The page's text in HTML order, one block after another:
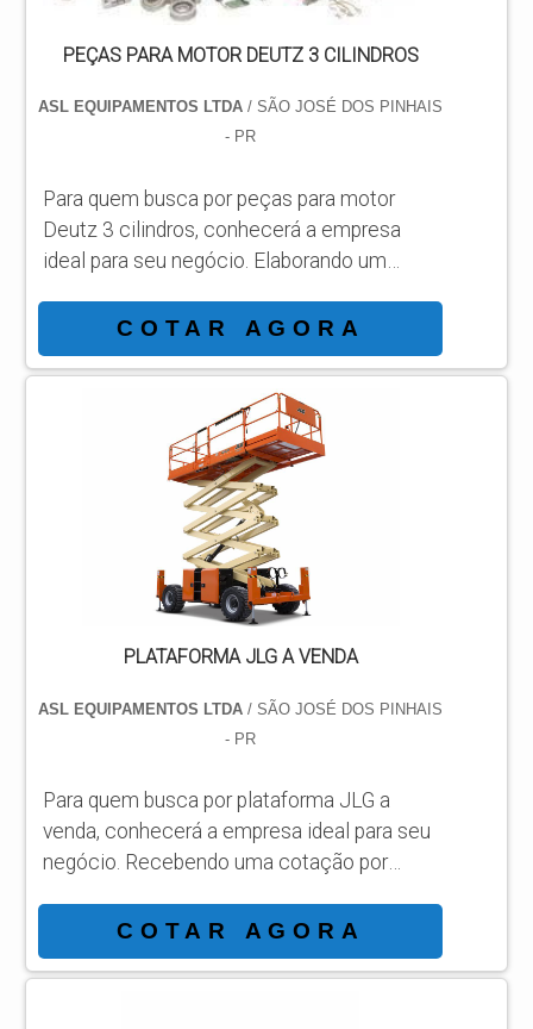
PEÇAS PARA MOTOR DEUTZ 3 CILINDROS
ASL EQUIPAMENTOS LTDA/ SÃO JOSÉ DOS PINHAIS
- PR
Para quem busca por peças para motor
Deutz 3 cilindros, conhecerá a empresa
ideal para seu negócio. Elaborando um
organização do ramo e conhecendo a líder
da área de atuação. Quando a busca é por
peças para motor Deutz 3 cilindros, com a
melhor mão de obra da ASL Equipamentos
irá encontrar precisão com qualidade e
rapidez no atendimento. OUTRAS
INFORMAÇÕES SOBRE PEÇAS PARA
COTAR AGORA
PLATAFORMA JLG A VENDA
ASL EQUIPAMENTOS LTDA/ SÃO JOSÉ DOS PINHAIS
- PR
Para quem busca por plataforma JLG a
venda, conhecerá a empresa ideal para seu
negócio. Recebendo uma cotação por
conhecendo a sofisticação, qualidade e
preço justo em um só lugar. MAIS
INFORMAÇÕES INTERESSANTES SOBRE
COTAR AGORA